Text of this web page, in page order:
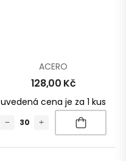
ACERO
128,00 Kč
uvedená cena je za 1 kus